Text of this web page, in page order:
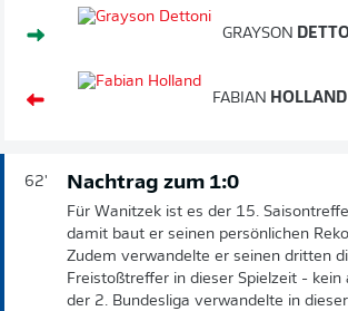
GRAYSON
FABIAN HOLLAND
62' Nachtrag zum 1:0
Für Wanitzek ist es der 15.
damit baut er seinen persönlichen
Zudem verwandelte er seinen dritten
Freistoßtreffer in dieser Spielzeit - kein
der 2. Bundesliga verwandelte in